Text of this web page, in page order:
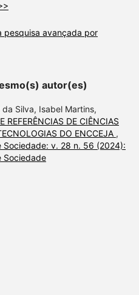
pesquisa avançada por
autor(es)
Silva, Isabel Martins,
REFERÊNCIAS DE CIÊNCIAS
DO ENCCEJA ,
Sociedade: v. 28 n. 56 (2024):
Sociedade